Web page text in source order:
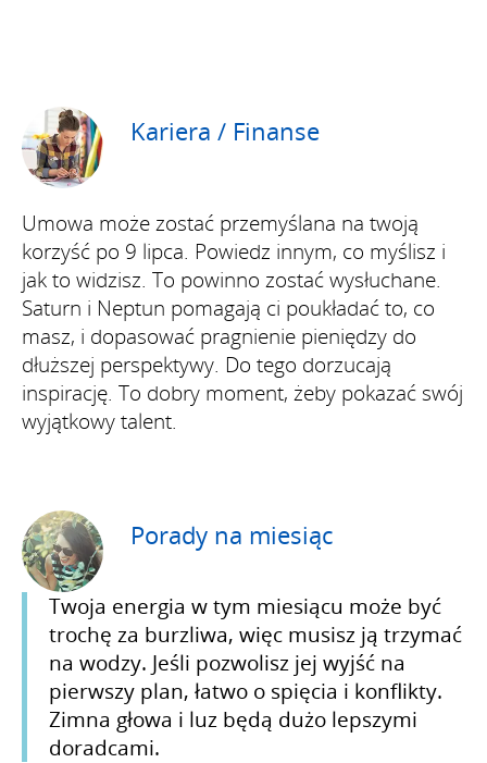
Kariera / Finanse
Umowa może zostać przemyślana na twoją
korzyść po 9 lipca. Powiedz innym, co myślisz i
jak to widzisz. To powinno zostać wysłuchane.
Saturn i Neptun pomagają ci poukładać to, co
masz, i dopasować pragnienie pieniędzy do
dłuższej perspektywy. Do tego dorzucają
inspirację. To dobry moment, żeby pokazać swój
wyjątkowy talent.
Porady na miesiąc
Twoja energia w tym miesiącu może być
trochę za burzliwa, więc musisz ją trzymać
na wodzy. Jeśli pozwolisz jej wyjść na
pierwszy plan, łatwo o spięcia i konflikty.
Zimna głowa i luz będą dużo lepszymi
doradcami.